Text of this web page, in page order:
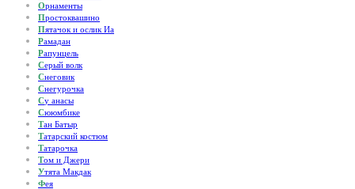
Орнаменты
Простоквашино
Пятачок и ослик Иа
Рамадан
Рапунцель
Серый волк
Снеговик
Снегурочка
Су анасы
Сююмбике
Тан Батыр
Татарский костюм
Татарочка
Том и Джери
Утята Макдак
Фея